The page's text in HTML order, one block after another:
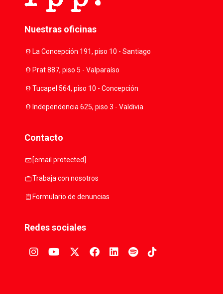
Nuestras oficinas
location_onLa Concepción 191, piso 10 - Santiago
location_onPrat 887, piso 5 - Valparaíso
location_onTucapel 564, piso 10 - Concepción
location_onIndependencia 625, piso 3 - Valdivia
Contacto
mail [email protected]
workTrabaja con nosotros
assignmentFormulario de denuncias
Redes sociales